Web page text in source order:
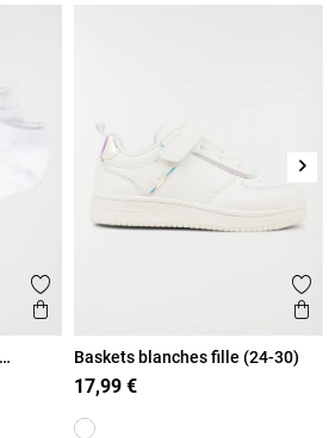
Ajouter aux favoris
Aperçu rapide
Baskets blanches fille (24-30)
17,99 €